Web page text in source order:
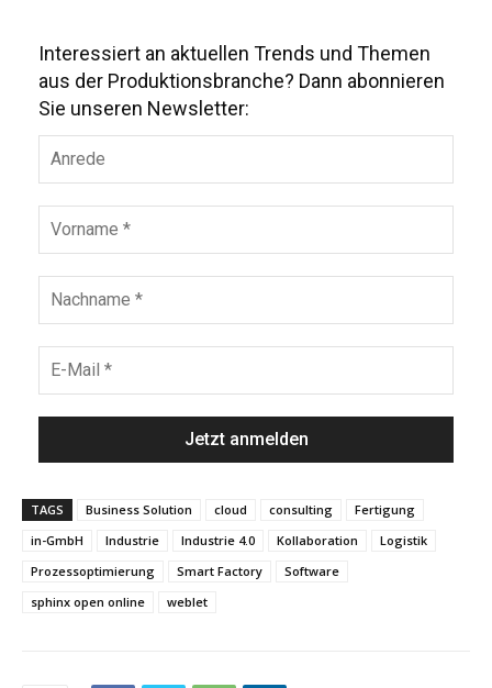
Interessiert an aktuellen Trends und Themen
aus der Produktionsbranche? Dann abonnieren
Sie unseren Newsletter:
TAGS Business Solution cloud consulting
Fertigung
in-GmbH
Industrie Industrie 4.0 Kollaboration
Logistik
Prozessoptimierung
Smart Factory
Software
sphinx open online
weblet